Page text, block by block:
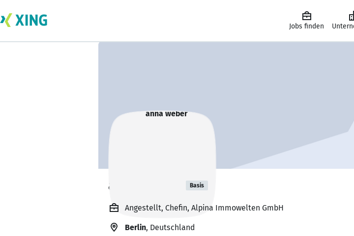
Jobs finden
anna weber Basis
Angestellt, Chefin, Alpina Immowelten GmbH
Berlin, Deutschland